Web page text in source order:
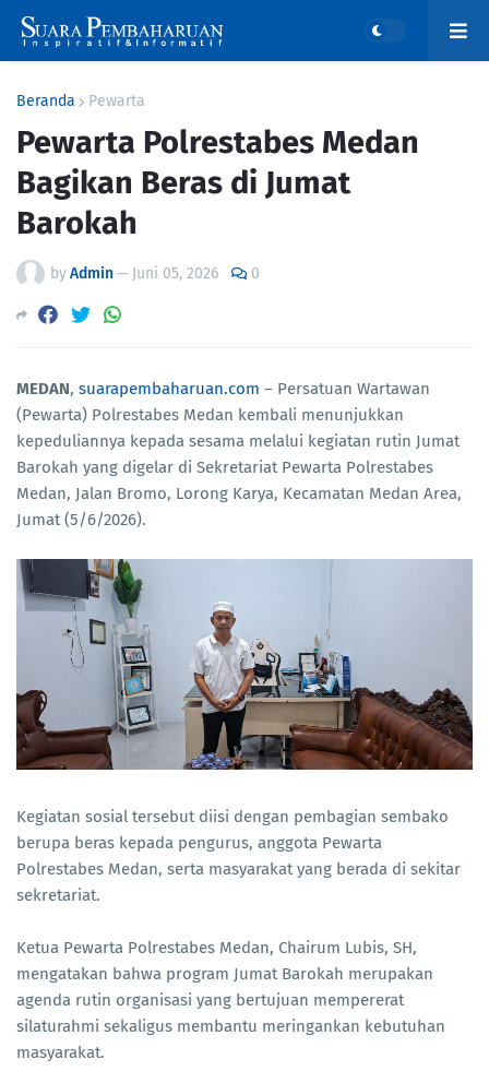
Beranda Pewarta
Pewarta Polrestabes Medan
Bagikan Beras di Jumat
Barokah
byAdmin— Juni 05, 2026 0
MEDAN, suarapembaharuan.com – Persatuan Wartawan
(Pewarta) Polrestabes Medan kembali menunjukkan
kepeduliannya kepada sesama melalui kegiatan rutin Jumat
Barokah yang digelar di Sekretariat Pewarta Polrestabes
Medan, Jalan Bromo, Lorong Karya, Kecamatan Medan Area,
Jumat (5/6/2026).
Kegiatan sosial tersebut diisi dengan pembagian sembako
berupa beras kepada pengurus, anggota Pewarta
Polrestabes Medan, serta masyarakat yang berada di sekitar
sekretariat.
Ketua Pewarta Polrestabes Medan, Chairum Lubis, SH,
mengatakan bahwa program Jumat Barokah merupakan
agenda rutin organisasi yang bertujuan mempererat
silaturahmi sekaligus membantu meringankan kebutuhan
masyarakat.